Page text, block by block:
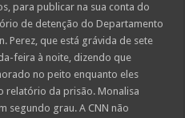
acidentalmente
enquanto
gravavam
vídeo
para
o YouTube
para publicar na sua conta do
de detenção do Departamento
Perez, que está grávida de sete
feira à noite, dizendo que
no peito enquanto eles
relatório da prisão. Monalisa
segundo grau. A CNN não